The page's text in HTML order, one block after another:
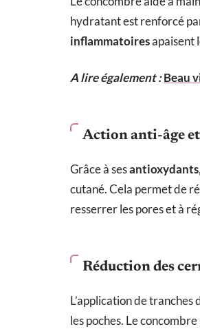
hydratant est renforcé
inflammatoiresapaisent
A lire également :Beau
Action anti-âge
Grâce à sesantioxydants
cutané. Cela permet de
resserrer les pores et à
Réduction des
L’application de
les poches. Le